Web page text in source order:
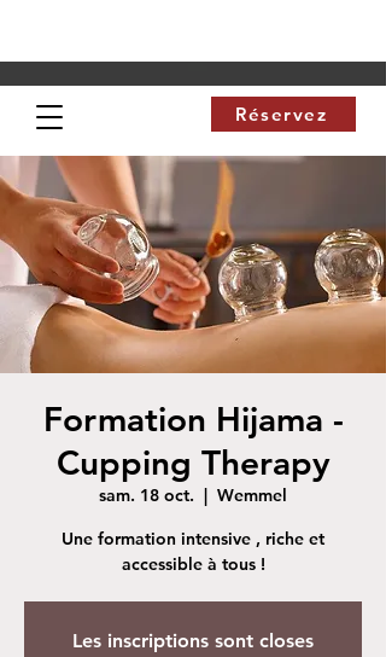
Réservez
Formation Hijama -
Cupping Therapy
sam. 18 oct.
  |
Wemmel
Une formation intensive , riche et
accessible à tous !
Les inscriptions sont closes